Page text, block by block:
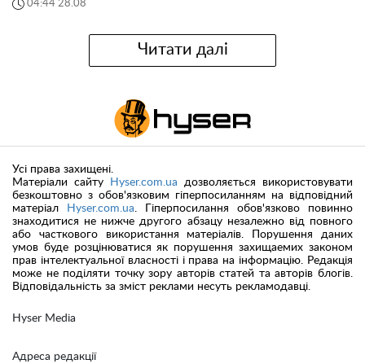
04:44 28.08
Читати далі
Hyser Media
Адреса редакції
Усі права захищені.
Матеріали сайту
Hyser.com.ua дозволяється використовувати
безкоштовно з обов'язковим гіперпосиланням на відповідний
матеріал
Hyser.com.ua . Гіперпосилання обов'язково повинно
знаходитися не нижче другого абзацу незалежно від повного
або часткового використання матеріалів. Порушення даних
умов буде розцінюватися як порушення захищаемих законом
прав інтелектуальної власності і права на інформацію. Редакція
може не поділяти точку зору авторів статей та авторів блогів.
Відповідальність за зміст реклами несуть рекламодавці.